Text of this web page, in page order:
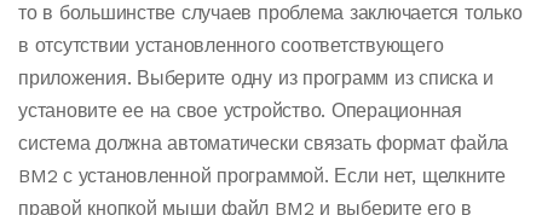
то в большинстве случаев проблема заключается только
в отсутствии установленного соответствующего
приложения. Выберите одну из программ из списка и
установите ее на свое устройство. Операционная
система должна автоматически связать формат файла
BM2 с установленной программой. Если нет, щелкните
правой кнопкой мыши файл BM2 и выберите его в